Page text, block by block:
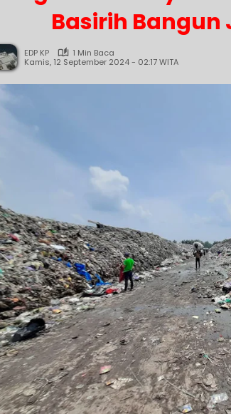
Basirih Bangun
EDP KP
1 Min Baca
Kamis, 12 September 2024 - 02:17 WITA